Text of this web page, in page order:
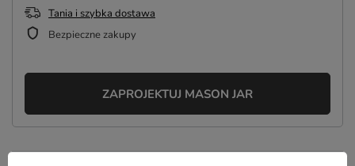
Tania i szybka dostawa
Bezpieczne zakupy
ZAPROJEKTUJ MASON JAR